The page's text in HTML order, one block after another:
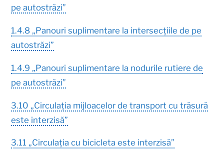
pe autostrăzi”
1.4.8 „Panouri suplimentare la intersecțiile de pe
autostrăzi”
1.4.9 „Panouri suplimentare la nodurile rutiere de
pe autostrăzi”
3.10 „Circulația mijloacelor de transport cu trăsură
este interzisă”
3.11 „Circulația cu bicicleta este interzisă”